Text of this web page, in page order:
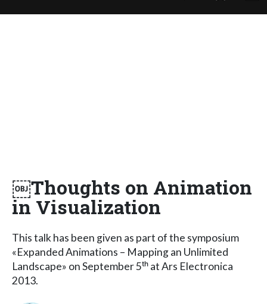
￼Thoughts on Animation
in Visualization
This talk has been given as part of the symposium
«Expanded Animations – Mapping an Unlimited
Landscape» on September 5ᵗʰ at Ars Electronica
2013.